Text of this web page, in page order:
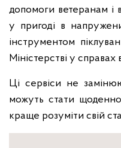
допомоги ветеранам і
у пригоді в
інструментом
Міністерстві у справах
Ці сервіси не
можуть стати
краще розуміти свій